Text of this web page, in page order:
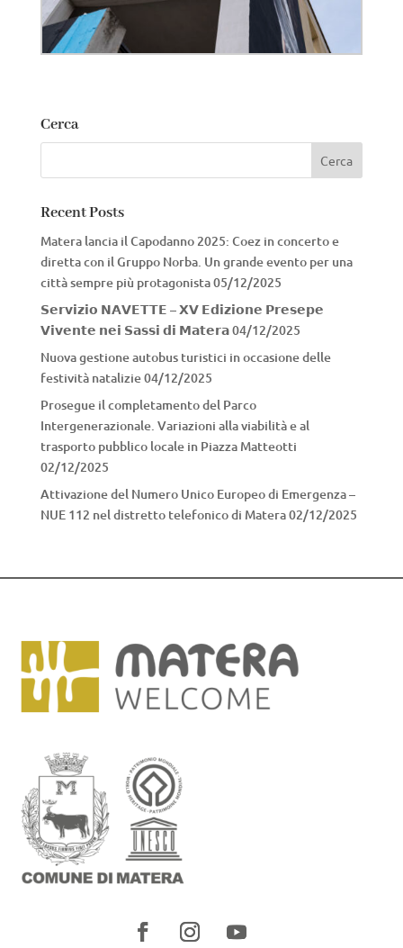
Cerca
Recent Posts
Matera lancia il Capodanno 2025: Coez in concerto e
diretta con il Gruppo Norba. Un grande evento per una
città sempre più protagonista05/12/2025
𝗦𝗲𝗿𝘃𝗶𝘇𝗶𝗼 𝗡𝗔𝗩𝗘𝗧𝗧𝗘 – 𝗫𝗩 𝗘𝗱𝗶𝘇𝗶𝗼𝗻𝗲 𝗣𝗿𝗲𝘀𝗲𝗽𝗲
𝗩𝗶𝘃𝗲𝗻𝘁𝗲 𝗻𝗲𝗶 𝗦𝗮𝘀𝘀𝗶 𝗱𝗶 𝗠𝗮𝘁𝗲𝗿𝗮04/12/2025
Nuova gestione autobus turistici in occasione delle
festività natalizie04/12/2025
Prosegue il completamento del Parco
Intergenerazionale. Variazioni alla viabilità e al
trasporto pubblico locale in Piazza Matteotti
02/12/2025
Attivazione del Numero Unico Europeo di Emergenza –
NUE 112 nel distretto telefonico di Matera02/12/2025